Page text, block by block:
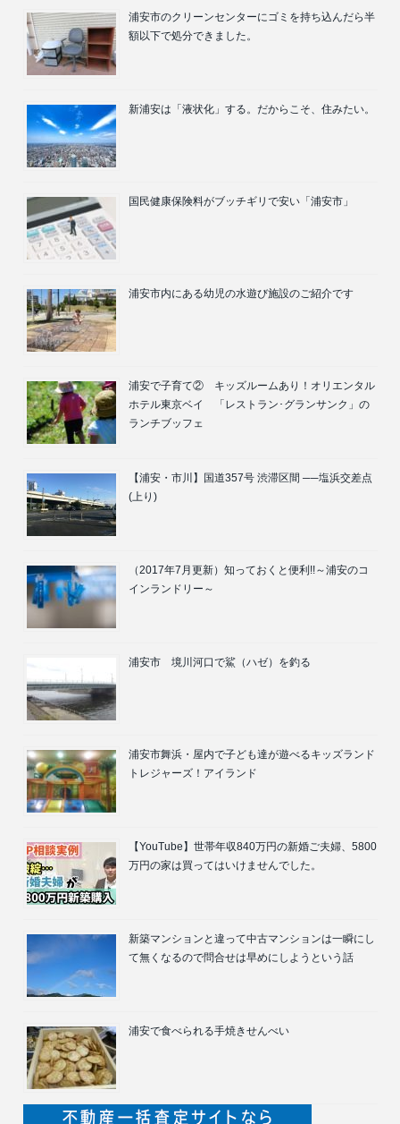
浦安市のクリーンセンターにゴミを持ち込んだら半
額以下で処分できました。
新浦安は「液状化」する。だからこそ、住みたい。
国民健康保険料がブッチギリで安い「浦安市」
浦安市内にある幼児の水遊び施設のご紹介です
浦安で子育て② キッズルームあり！オリエンタル
ホテル東京ベイ 「レストラン･グランサンク」の
ランチブッフェ
【浦安・市川】国道357号 渋滞区間 ──塩浜交差点
(上り)
（2017年7月更新）知っておくと便利!!～浦安のコ
インランドリー～
浦安市 境川河口で鯊（ハゼ）を釣る
浦安市舞浜・屋内で子ども達が遊べるキッズランド
トレジャーズ！アイランド
【YouTube】世帯年収840万円の新婚ご夫婦、5800
万円の家は買ってはいけませんでした。
新築マンションと違って中古マンションは一瞬にし
て無くなるので問合せは早めにしようという話
浦安で食べられる手焼きせんべい